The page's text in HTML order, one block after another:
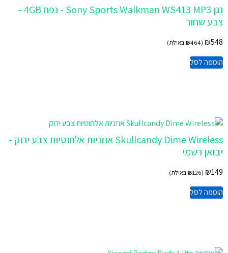
נגן Sony Sports Walkman WS413 MP3 - נפח 4GB -
צבע שחור
₪548
(
₪464 באילת)
הוספה לסל
Skullcandy Dime Wireless אוזניות אלחוטיות צבע ירוק -
יבואן רשמי
₪149
(
₪126 באילת)
הוספה לסל